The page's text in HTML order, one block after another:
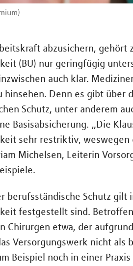
abzusichern, gehört
(BU) nur geringfügig
auch klar.
hinsehen. Denn es gibt über
Schutz, unter anderem
Basisabsicherung. „Die
sehr restriktiv,
Michelsen, Leiterin
berufsständische Schutz gilt
festgestellt sind.
Chirurgen etwa, der
Versorgungswerk nicht
Beispiel noch in einer